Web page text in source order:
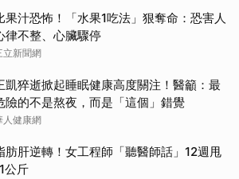
果汁恐怖！「水果1吃法」狠奪命：恐害人
律不整、心臟驟停
立新聞網
凱猝逝掀起睡眠健康高度關注！醫籲：最
險的不是熬夜，而是「這個」錯覺
人健康網
肪肝逆轉！女工程師「聽醫師話」12週甩
公斤